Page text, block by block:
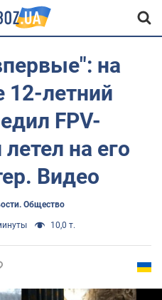
на
12-летний
FPV-
на его
Видео
Общество
10,0 т.